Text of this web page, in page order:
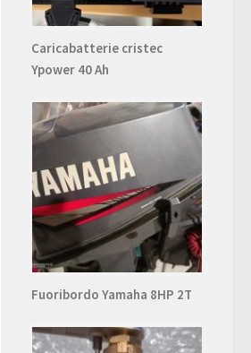
Caricabatterie cristec
Ypower 40 Ah
Fuoribordo Yamaha 8HP 2T